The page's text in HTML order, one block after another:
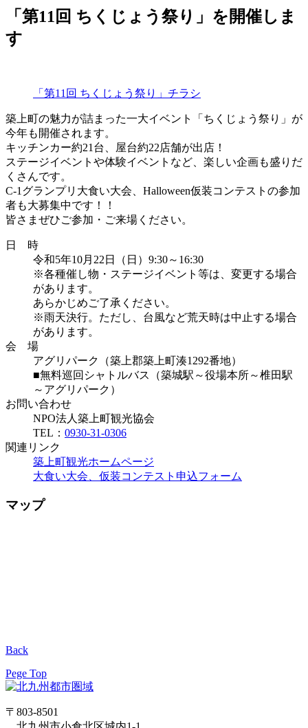
「第11回 ちくじょう祭り」を開催しま
す
「第11回 ちくじょう祭り」チラシ
築上町の魅力が詰まった一大イベント「ちくじょう祭り」が
今年も開催されます。
キッチンカー約21台、屋台約22店舗が出店！
ステージイベントや体験イベントなど、楽しい企画も盛りだ
くさんです。
C-1グランプリ大食い大会、Halloween仮装コンテストの参加
者も大募集中です！！
皆さまぜひご参加・ご来場ください。
日 時
令和5年10月22日（日）9:30～16:30
※各種催し物・ステージイベント等は、変更する場合
があります。
あらかじめご了承ください。
※雨天決行。ただし、台風など荒天時は中止する場合
があります。
会 場
アグリパーク（築上郡築上町湊1292番地）
■無料巡回シャトルバス（築城駅～役場本所～椎田駅
～アグリパーク）
お問い合わせ
NPO法人築上町観光協会
TEL： 0930-31-0306
関連リンク
築上町観光ホームページ
大食い大会、仮装コンテスト申込フォーム
マップ
Back
Pege Top
〒803-8501